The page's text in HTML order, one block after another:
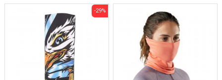
-29%